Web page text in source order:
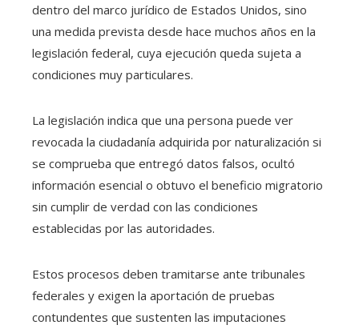
dentro del marco jurídico de Estados Unidos, sino
una medida prevista desde hace muchos años en la
legislación federal, cuya ejecución queda sujeta a
condiciones muy particulares.
La legislación indica que una persona puede ver
revocada la ciudadanía adquirida por naturalización si
se comprueba que entregó datos falsos, ocultó
información esencial o obtuvo el beneficio migratorio
sin cumplir de verdad con las condiciones
establecidas por las autoridades.
Estos procesos deben tramitarse ante tribunales
federales y exigen la aportación de pruebas
contundentes que sustenten las imputaciones